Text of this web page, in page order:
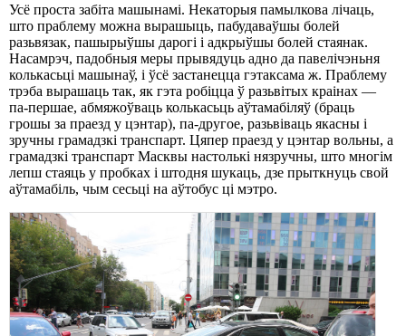
Усё проста забіта машынамі. Некаторыя памылкова лічаць,
што праблему можна вырашыць, пабудаваўшы болей
разьвязак, пашырыўшы дарогі і адкрыўшы болей стаянак.
Насамрэч, падобныя меры прывядуць адно да павелічэньня
колькасьці машынаў, і ўсё застанецца гэтаксама ж. Праблему
трэба вырашаць так, як гэта робіцца ў разьвітых краінах —
па-першае, абмяжоўваць колькасьць аўтамабіляў (браць
грошы за праезд у цэнтар), па-другое, разьвіваць якасны і
зручны грамадзкі транспарт. Цяпер праезд у цэнтар вольны, а
грамадзкі транспарт Масквы настолькі нязручны, што многім
лепш стаяць у пробках і штодня шукаць, дзе прыткнуць свой ​​
аўтамабіль, чым сесьці на аўтобус ці мэтро.